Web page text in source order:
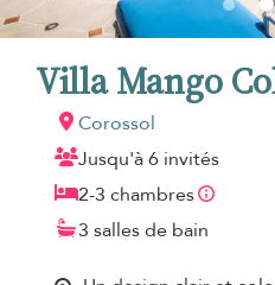
Villa Mango
Corossol
Jusqu'à 6 invités
2-3 chambres
3 salles de bain